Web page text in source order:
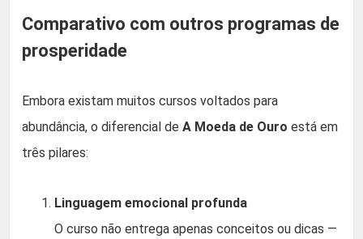
Comparativo com outros programas de
prosperidade
Embora existam muitos cursos voltados para
abundância, o diferencial de A Moeda de Ouro está em
três pilares:
Linguagem emocional profunda
O curso não entrega apenas conceitos ou dicas —